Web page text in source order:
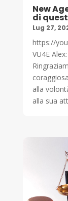
New
di
Lug 27,
https://
VU4E
alla
alla sua